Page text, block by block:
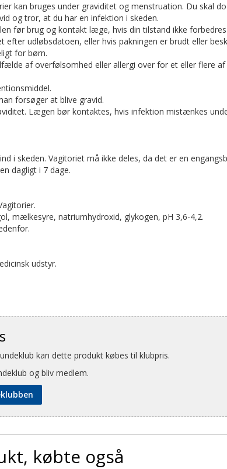
kan bruges under graviditet og menstruation. Du skal
og tror, at du har en infektion i skeden.
før brug og kontakt læge, hvis din tilstand ikke forbedres.
efter udløbsdatoen, eller hvis pakningen er brudt eller
for børn.
af overfølsomhed eller allergi over for et eller flere af
forsøger at blive gravid.
Lægen bør kontaktes, hvis infektion mistænkes
i skeden. Vagitoriet må ikke deles, da det er en
dagligt i 7 dage.
mælkesyre, natriumhydroxid, glykogen, pH 3,6-4,2.
udstyr.
kan dette produkt købes til klubpris.
og bliv medlem.
købte også